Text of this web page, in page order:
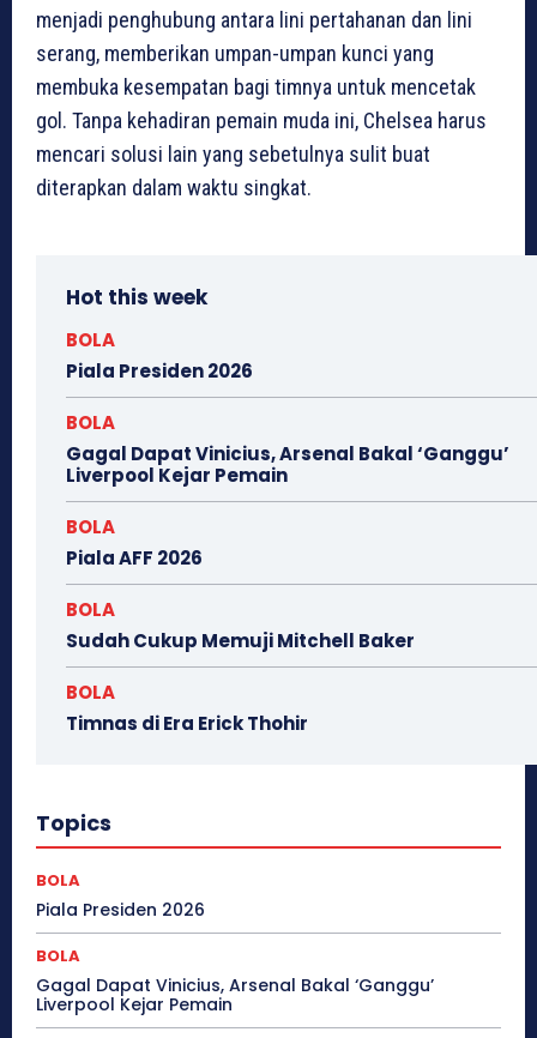
menjadi penghubung antara lini pertahanan dan lini
serang, memberikan umpan-umpan kunci yang
membuka kesempatan bagi timnya untuk mencetak
gol. Tanpa kehadiran pemain muda ini, Chelsea harus
mencari solusi lain yang sebetulnya sulit buat
diterapkan dalam waktu singkat.
Hot this week
BOLA
Piala Presiden 2026
BOLA
Gagal Dapat Vinicius, Arsenal Bakal ‘Ganggu’
Liverpool Kejar Pemain
BOLA
Piala AFF 2026
BOLA
Sudah Cukup Memuji Mitchell Baker
BOLA
Timnas di Era Erick Thohir
Topics
BOLA
Piala Presiden 2026
BOLA
Gagal Dapat Vinicius, Arsenal Bakal ‘Ganggu’
Liverpool Kejar Pemain